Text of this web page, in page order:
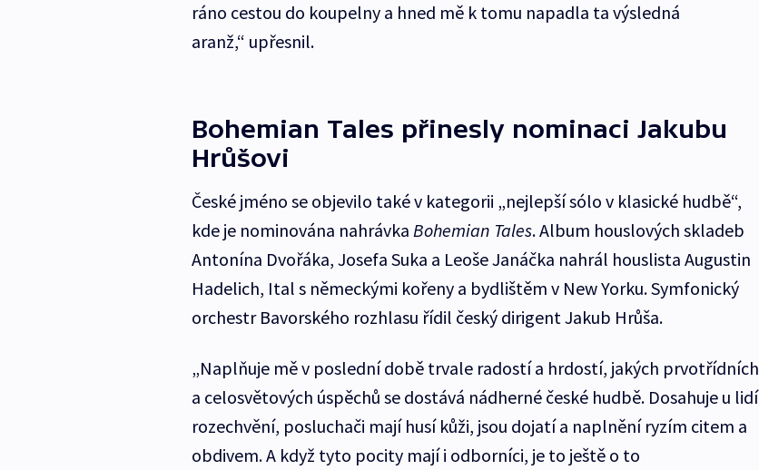
ráno cestou do koupelny a hned mě k tomu napadla ta výsledná
aranž,“ upřesnil.
Bohemian Tales přinesly nominaci Jakubu
Hrůšovi
České jméno se objevilo také v kategorii „nejlepší sólo v klasické hudbě“,
kde je nominována nahrávka Bohemian Tales. Album houslových skladeb
Antonína Dvořáka, Josefa Suka a Leoše Janáčka nahrál houslista Augustin
Hadelich, Ital s německými kořeny a bydlištěm v New Yorku. Symfonický
orchestr Bavorského rozhlasu řídil český dirigent Jakub Hrůša.
„Naplňuje mě v poslední době trvale radostí a hrdostí, jakých prvotřídních
a celosvětových úspěchů se dostává nádherné české hudbě. Dosahuje u lidí
rozechvění, posluchači mají husí kůži, jsou dojatí a naplnění ryzím citem a
obdivem. A když tyto pocity mají i odborníci, je to ještě o to